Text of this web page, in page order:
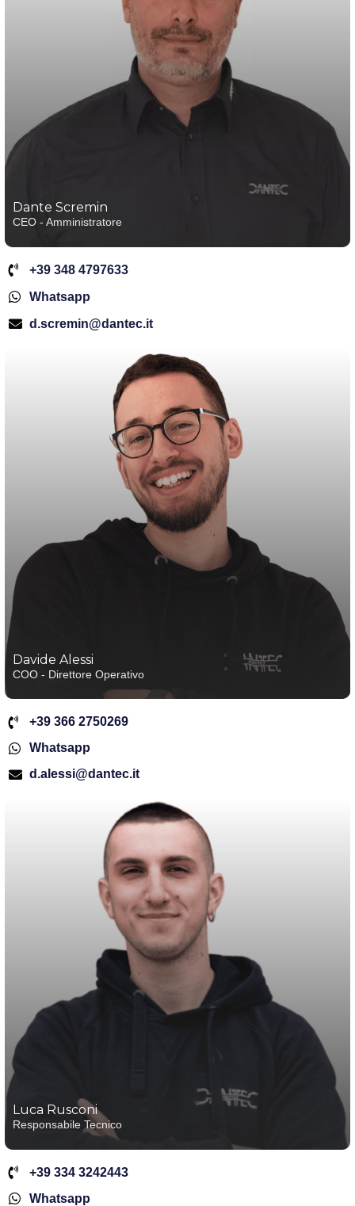
Dante Scremin
CEO - Amministratore
+39 348 4797633
Whatsapp
d.scremin@dantec.it
Davide Alessi
COO - Direttore Operativo
+39 366 2750269
Whatsapp
d.alessi@dantec.it
Luca Rusconi
Responsabile Tecnico
+39 334 3242443
Whatsapp